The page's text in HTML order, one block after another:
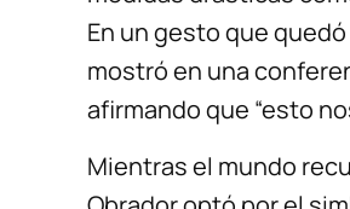
En un gesto que
mostró en una
afirmando que “esto
Mientras el mundo